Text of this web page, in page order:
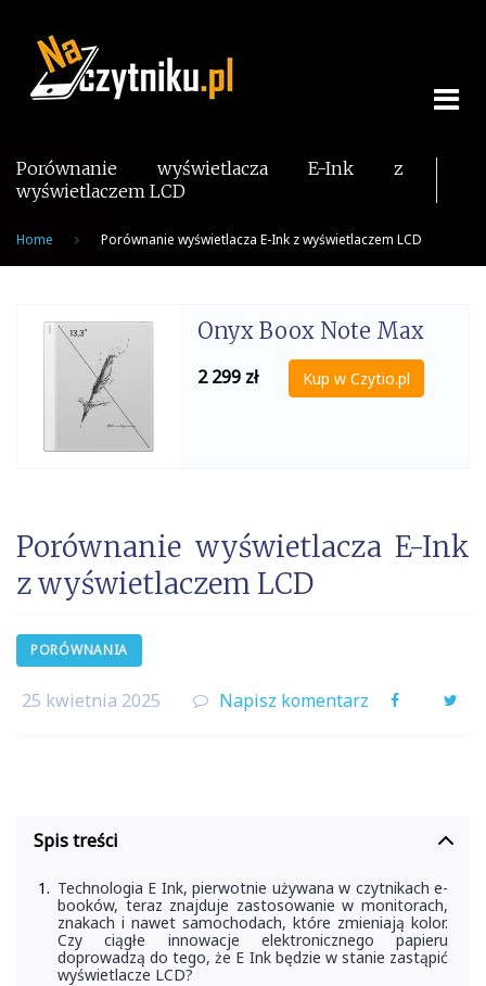
content
Porównanie wyświetlacza E-Ink z
wyświetlaczem LCD
Home Porównanie wyświetlacza E-Ink z wyświetlaczem LCD
Onyx Boox Note Max
2 299 zł Kup w Czytio.pl
Porównanie wyświetlacza E-Ink
z wyświetlaczem LCD
PORÓWNANIA
25 kwietnia 2025 Napisz komentarz Facebook
Spis treści
Technologia E Ink, pierwotnie używana w czytnikach e-
booków, teraz znajduje zastosowanie w monitorach,
znakach i nawet samochodach, które zmieniają kolor.
Czy ciągłe innowacje elektronicznego papieru
doprowadzą do tego, że E Ink będzie w stanie zastąpić
wyświetlacze LCD?